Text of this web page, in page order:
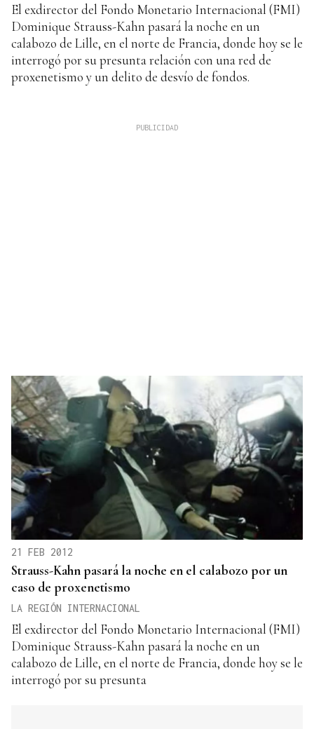
El exdirector del Fondo Monetario Internacional (FMI)
Dominique Strauss-Kahn pasará la noche en un
calabozo de Lille, en el norte de Francia, donde hoy se le
interrogó por su presunta relación con una red de
proxenetismo y un delito de desvío de fondos.
21 FEB 2012
Strauss-Kahn pasará la noche en el calabozo por un
caso de proxenetismo
LA REGIÓN INTERNACIONAL
El exdirector del Fondo Monetario Internacional (FMI)
Dominique Strauss-Kahn pasará la noche en un
calabozo de Lille, en el norte de Francia, donde hoy se le
interrogó por su presunta